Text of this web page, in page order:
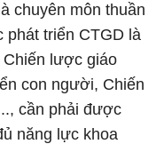
chuyên môn thuần
phát triển CTGD là
Chiến lược giáo
con người, Chiến
cần phải được
năng lực khoa